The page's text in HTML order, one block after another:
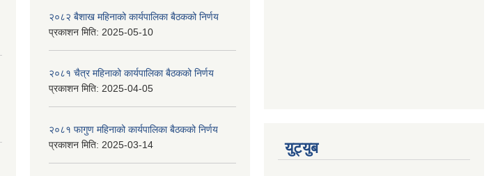
२०८२ बैशाख महिनाको कार्यपालिका बैठकको निर्णय
प्रकाशन मिति: 2025-05-10
२०८१ चैत्र महिनाको कार्यपालिका बैठकको निर्णय
प्रकाशन मिति: 2025-04-05
२०८१ फागुण महिनाको कार्यपालिका बैठकको निर्णय
प्रकाशन मिति: 2025-03-14 युट्युब